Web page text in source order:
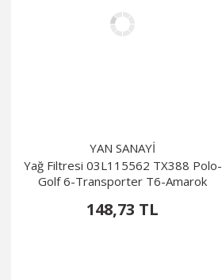
YAN SANAYİ
Yağ Filtresi 03L115562 TX388 Polo-
Golf 6-Transporter T6-Amarok
148,73 TL